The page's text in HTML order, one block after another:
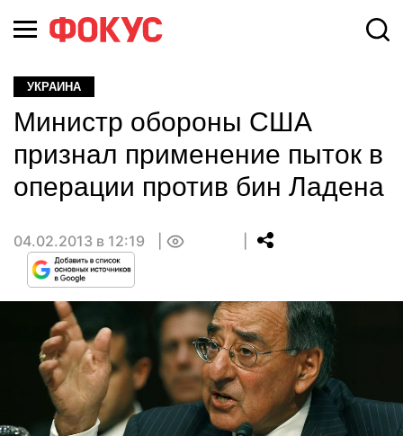
УКРАИНА
Министр обороны США
признал применение пыток в
операции против бин Ладена
04.02.2013 в 12:19